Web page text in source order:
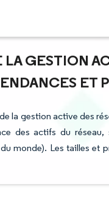
GESTION
ET
la gestion active des
des actifs du
monde). Les tailles et